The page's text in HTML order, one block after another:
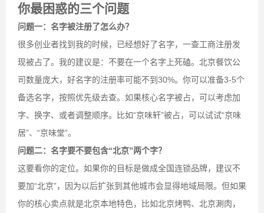
你最困惑的三个问题
问题一：名字被注册了怎么办？
很多创业者找到我的时候，已经想好了名字，一查工商注册发
现被占了。我的建议是：不要在一个名字上死磕。北京餐饮公
司数量庞大，好名字的注册率可能不到30%。你可以准备3-5个
备选名字，按照优先级去查。如果核心名字被占，可以考虑加
字、换字、或者调整顺序。比如“京味轩”被占，可以试试“京味
居”、“京味堂”。
问题二：名字要不要包含“北京”两个字？
这要看你的定位。如果你的目标是做成全国连锁品牌，建议不
要加“北京”，因为以后扩张到其他城市会显得地域局限。但如果
你的核心卖点就是北京本地特色，比如北京烤鸭、北京涮肉，